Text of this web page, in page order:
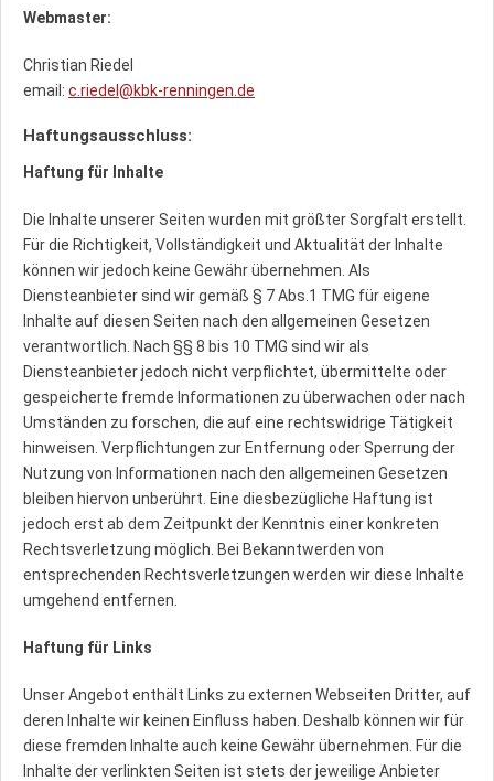
Webmaster:
Christian Riedel
email: c.riedel@kbk-renningen.de
Haftungsausschluss:
Haftung für Inhalte
Die Inhalte unserer Seiten wurden mit größter Sorgfalt erstellt.
Für die Richtigkeit, Vollständigkeit und Aktualität der Inhalte
können wir jedoch keine Gewähr übernehmen. Als
Diensteanbieter sind wir gemäß § 7 Abs.1 TMG für eigene
Inhalte auf diesen Seiten nach den allgemeinen Gesetzen
verantwortlich. Nach §§ 8 bis 10 TMG sind wir als
Diensteanbieter jedoch nicht verpflichtet, übermittelte oder
gespeicherte fremde Informationen zu überwachen oder nach
Umständen zu forschen, die auf eine rechtswidrige Tätigkeit
hinweisen. Verpflichtungen zur Entfernung oder Sperrung der
Nutzung von Informationen nach den allgemeinen Gesetzen
bleiben hiervon unberührt. Eine diesbezügliche Haftung ist
jedoch erst ab dem Zeitpunkt der Kenntnis einer konkreten
Rechtsverletzung möglich. Bei Bekanntwerden von
entsprechenden Rechtsverletzungen werden wir diese Inhalte
umgehend entfernen.
Haftung für Links
Unser Angebot enthält Links zu externen Webseiten Dritter, auf
deren Inhalte wir keinen Einfluss haben. Deshalb können wir für
diese fremden Inhalte auch keine Gewähr übernehmen. Für die
Inhalte der verlinkten Seiten ist stets der jeweilige Anbieter